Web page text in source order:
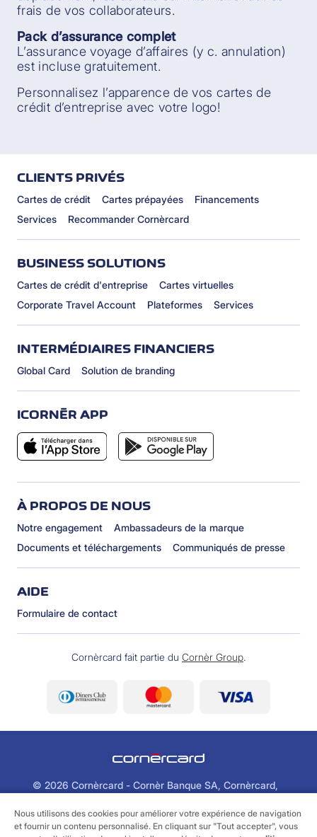
frais de vos collaborateurs.
Pack d’assurance complet
L’assurance voyage d’affaires (y c. annulation)
est incluse gratuitement.
Personnalisez l’apparence de vos cartes de
crédit d’entreprise avec votre logo!
CLIENTS PRIVÉS
Cartes de crédit Cartes prépayées
Financements
Services
Recommander Cornèrcard
BUSINESS SOLUTIONS
Cartes de crédit d'entreprise
Cartes virtuelles
Corporate Travel Account
Plateformes Services
INTERMÉDIAIRES FINANCIERS
Global Card Solution de branding
ICORNÈR APP
À PROPOS DE NOUS
Notre engagement
Ambassadeurs de la marque
Documents et téléchargements
Communiqués de presse
AIDE
Formulaire de contact
Cornèrcard fait partie du Cornèr Group.
© 2026 Cornèrcard - Cornèr Banque SA, Cornèrcard,
Informations juridiques
Cookie policy
Nous utilisons des cookies pour améliorer votre expérience de navigation
et fournir un contenu personnalisé. En cliquant sur "Tout accepter", vous